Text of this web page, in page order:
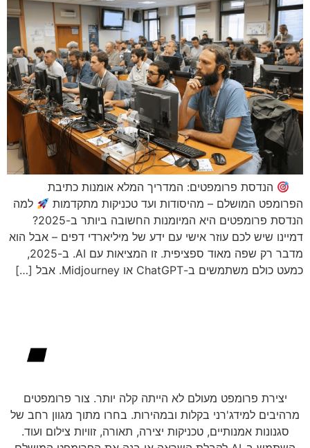
הנדסת פרומפטים: המדריך המלא אומנות כתיבת
הפרומפט המושלם – מהיסודות ועד טכניקות מתקדמות
למה
הנדסת פרומפטים היא המיומנות החשובה ביותר ב-2025?
דמיינו שיש לכם עוזר אישי עם ידע של מיליארדי דפים – אבל הוא
מדבר רק שפה מאוד ספציפית. זו המציאות עם AI. ב-2025,
כמעט כולם משתמשים ב-ChatGPT או Midjourney. אבל […]
יצירת פרומפט מעולם לא הייתה קלה יותר. צור פרומפטים
מרהיבים למידג'רני בקלות ובמהירות. בחרו מתוך מגוון רחב של
סגנונות אמנותיים, טכניקות יצירה, תאורה, זוויות צילום ועוד.